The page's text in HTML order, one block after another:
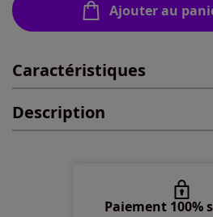
En stock
50/52 -En stock
54/56 -En stock
Ajouter au
Caractéristiques
Description
Paiement 100%